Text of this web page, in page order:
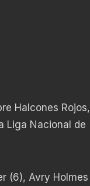
Halcones Rojos,
Liga Nacional de
(6), Avry Holmes